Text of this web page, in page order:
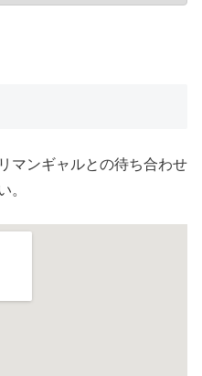
マンギャルとの待ち合わせ
。